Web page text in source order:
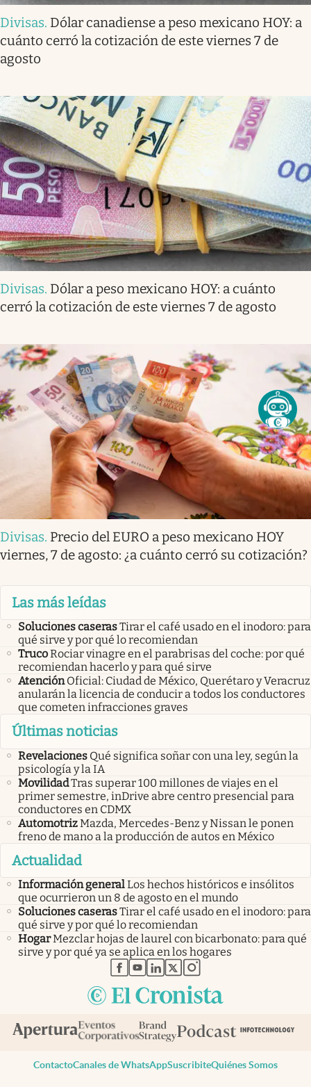
Divisas. Dólar canadiense a peso mexicano HOY: a
cuánto cerró la cotización de este viernes 7 de
agosto
Divisas. Dólar a peso mexicano HOY: a cuánto
cerró la cotización de este viernes 7 de agosto
Divisas. Precio del EURO a peso mexicano HOY
viernes, 7 de agosto: ¿a cuánto cerró su cotización?
Las más leídas
Soluciones caserasTirar el café usado en el inodoro: para
qué sirve y por qué lo recomiendan
TrucoRociar vinagre en el parabrisas del coche: por qué
recomiendan hacerlo y para qué sirve
Atención Oficial: Ciudad de México, Querétaro y Veracruz
anularán la licencia de conducir a todos los conductores
que cometen infracciones graves
Últimas noticias
Revelaciones Qué significa soñar con una ley, según la
psicología y la IA
MovilidadTras superar 100 millones de viajes en el
primer semestre, inDrive abre centro presencial para
conductores en CDMX
AutomotrizMazda, Mercedes-Benz y Nissan le ponen
freno de mano a la producción de autos en México
Actualidad
Información generalLos hechos históricos e insólitos
que ocurrieron un 8 de agosto en el mundo
Soluciones caserasTirar el café usado en el inodoro: para
qué sirve y por qué lo recomiendan
HogarMezclar hojas de laurel con bicarbonato: para qué
sirve y por qué ya se aplica en los hogares
abre en nueva pestaña
abre en nueva pestaña
abre en nueva pestaña
abre en nueva pestaña
abre en nueva pestaña
ContactoCanales de WhatsAppSuscribiteQuiénes Somos